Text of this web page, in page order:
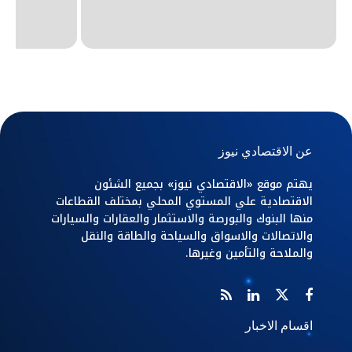
عن الاقتصادي نيوز
يهتم موقع «الاقتصادي نيوز» بجميع الشئون
الاقتصادية علي المستوي المحلي بمختلف القطاعات
منها البنوك والبورصة والاستثمار والعقارات والسيارات
والاتصالات والاسواق والسياحة والطاقة والنقل
والملاحة والتأمين وغيرها.
اقسام الاخبار